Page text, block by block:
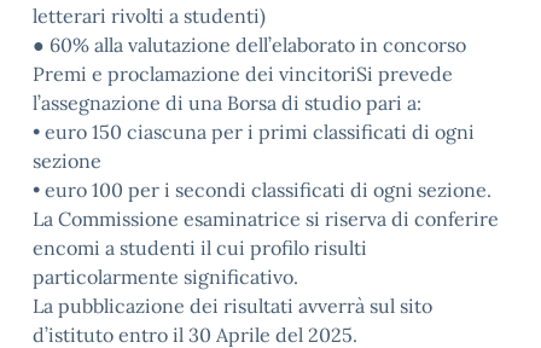
letterari rivolti a studenti)
● 60% alla valutazione dell’elaborato in concorso
Premi e proclamazione dei vincitoriSi prevede
l’assegnazione di una Borsa di studio pari a:
• euro 150 ciascuna per i primi classificati di ogni
sezione
• euro 100 per i secondi classificati di ogni sezione.
La Commissione esaminatrice si riserva di conferire
encomi a studenti il cui profilo risulti
particolarmente significativo.
La pubblicazione dei risultati avverrà sul sito
d’istituto entro il 30 Aprile del 2025.